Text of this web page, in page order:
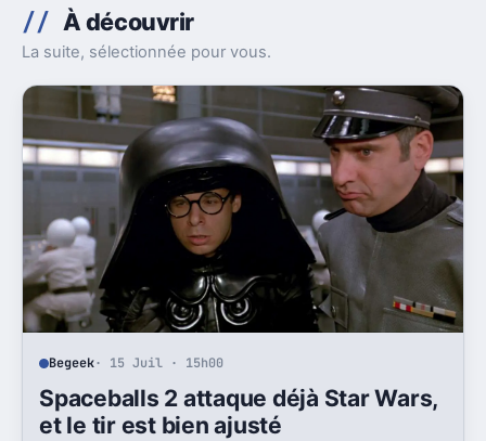
À découvrir
La suite, sélectionnée pour vous.
Begeek· 15 Juil · 15h00
Spaceballs 2 attaque déjà Star Wars,
et le tir est bien ajusté